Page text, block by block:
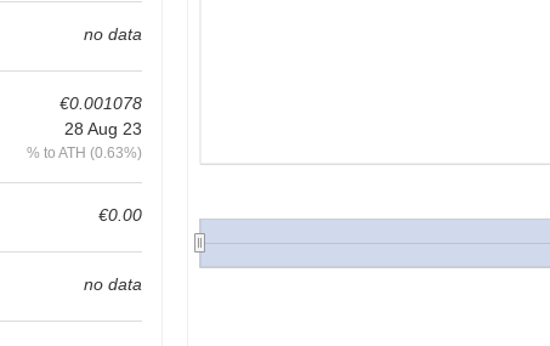
no data
€0.001078
28 Aug 23
% to ATH (0.63%)
€0.00
no data